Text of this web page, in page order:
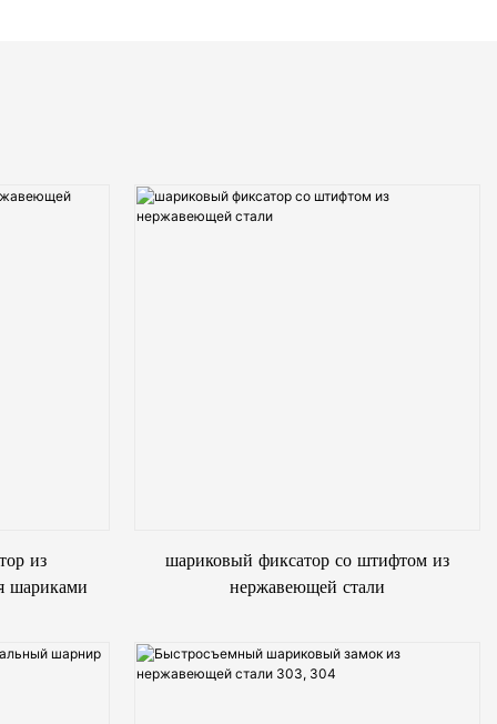
из
шариками
шариковый фиксатор со штифтом из
нержавеющей стали